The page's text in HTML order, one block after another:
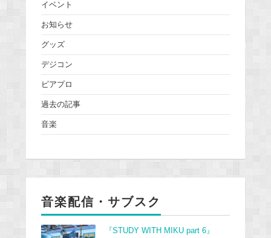
イベント
お知らせ
グッズ
デジコン
ピアプロ
過去の記事
音楽
音楽配信・サブスク
『STUDY WITH MIKU part 6』